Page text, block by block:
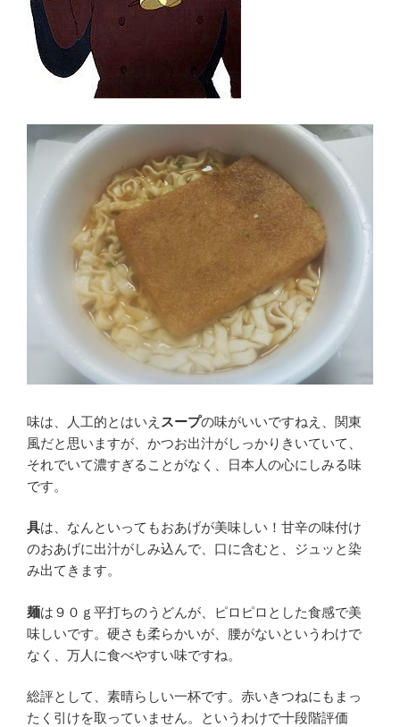
味は、人工的とはいえ スープの味がいいですねえ、関東
風だと思いますが、かつお出汁がしっかりきいていて、
それでいて濃すぎることがなく、日本人の心にしみる味
です。
具は、なんといってもおあげが美味しい！甘辛の味付け
のおあげに出汁がしみ込んで、口に含むと、ジュッと染
み出てきます。
麺は９０ｇ平打ちのうどんが、ピロピロとした食感で美
味しいです。硬さも柔らかいが、腰がないというわけで
なく、万人に食べやすい味ですね。
総評として、素晴らしい一杯です。赤いきつねにもまっ
たく引けを取っていません。というわけで十段階評価